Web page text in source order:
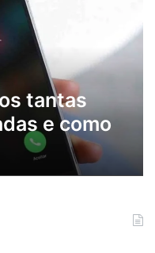
tantas
e como